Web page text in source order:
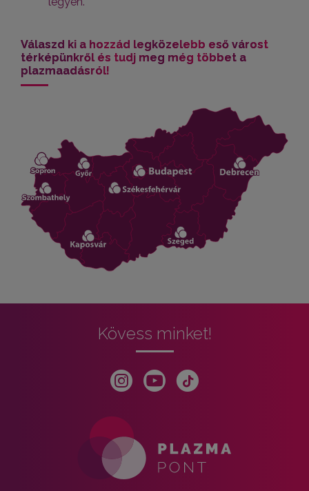
Válaszd ki a hozzád legközelebb eső várost
térképünkről és tudj meg még többet a
plazmaadásról!
Kövess minket!